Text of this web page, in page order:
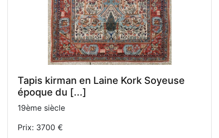
Tapis kirman en Laine Kork Soyeuse
époque du [...]
19ème siècle
Prix: 3700 €